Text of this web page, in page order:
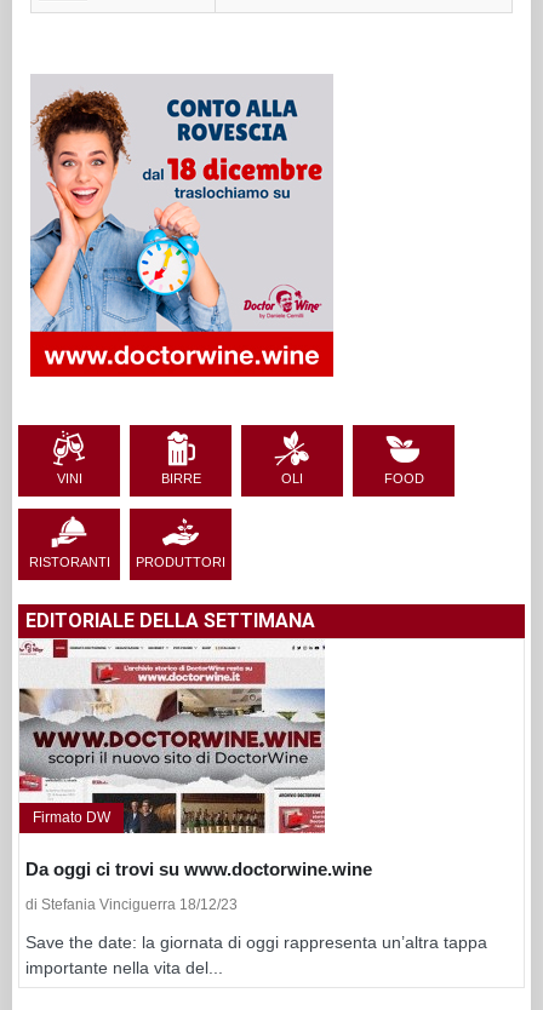
VINI BIRRE OLI FOOD
RISTORANTI PRODUTTORI
EDITORIALE DELLA SETTIMANA
Firmato DW
Da oggi ci trovi su www.doctorwine.wine
di Stefania Vinciguerra 18/12/23
Save the date: la giornata di oggi rappresenta un’altra tappa
importante nella vita del...